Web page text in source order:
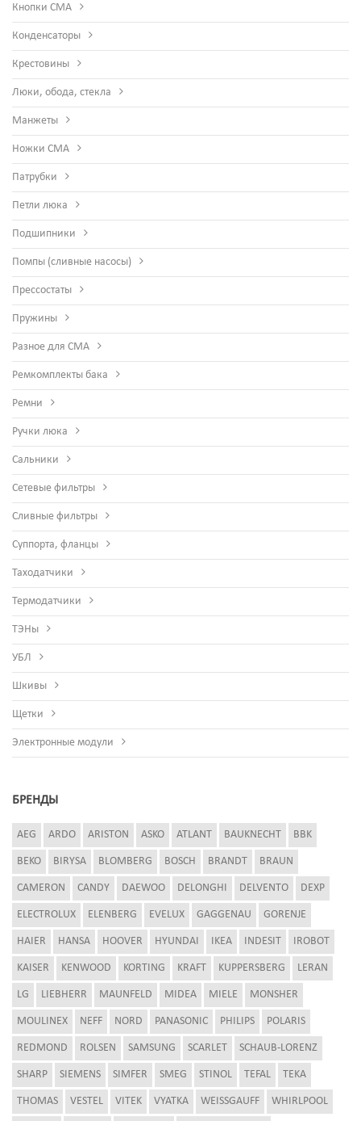
Кнопки СМА
Конденсаторы
Крестовины
Люки, обода, стекла
Манжеты
Ножки СМА
Патрубки
Петли люка
Подшипники
Помпы (сливные насосы)
Прессостаты
Пружины
Разное для СМА
Ремкомплекты бака
Ремни
Ручки люка
Сальники
Сетевые фильтры
Сливные фильтры
Суппорта, фланцы
Таходатчики
Термодатчики
ТЭНы
УБЛ
Шкивы
Щетки
Электронные модули
БРЕНДЫ
AEG ARDO ARISTON ASKO ATLANT BAUKNECHT BBK
BEKO BIRYSA BLOMBERG BOSCH BRANDT BRAUN
CAMERON CANDY DAEWOO DELONGHI DELVENTO DEXP
ELECTROLUX ELENBERG EVELUX GAGGENAU GORENJE
HAIER HANSA HOOVER HYUNDAI IKEA INDESIT IROBOT
KAISER KENWOOD KORTING KRAFT KUPPERSBERG LERAN
LG LIEBHERR MAUNFELD MIDEA MIELE MONSHER
MOULINEX NEFF NORD PANASONIC PHILIPS POLARIS
REDMOND ROLSEN SAMSUNG SCARLET SCHAUB-LORENZ
SHARP SIEMENS SIMFER SMEG STINOL TEFAL TEKA
THOMAS VESTEL VITEK VYATKA WEISSGAUFF WHIRLPOOL